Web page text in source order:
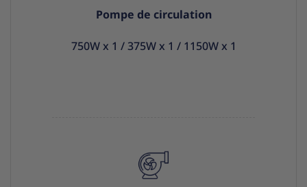
Pompe de circulation
750W x 1 / 375W x 1 / 1150W x 1